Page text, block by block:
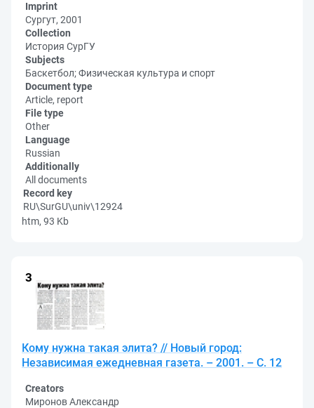
Imprint
Сургут, 2001
Collection
История СурГУ
Subjects
Баскетбол; Физическая культура и спорт
Document type
Article, report
File type
Other
Language
Russian
Additionally
All documents
Record key
RU\SurGU\univ\12924
htm, 93 Kb
Кому нужна такая элита? // Новый город:
Независимая ежедневная газета. – 2001. – С. 12
Creators
Миронов Александр